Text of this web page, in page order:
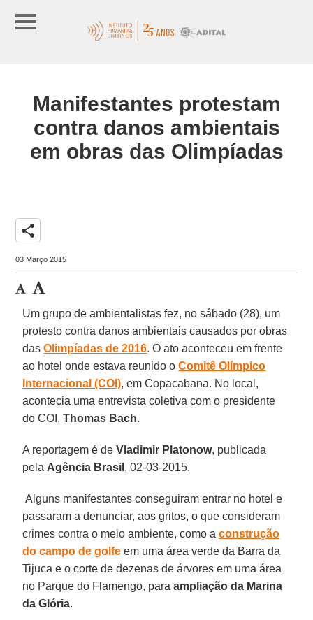
Manifestantes protestam
contra danos ambientais
em obras das Olimpíadas
share
03 Março 2015
Um grupo de ambientalistas fez, no sábado (28), um
protesto contra danos ambientais causados por obras
dasOlimpíadas de 2016. O ato aconteceu em frente
ao hotel onde estava reunido oComitê Olímpico
Internacional (COI), em Copacabana. No local,
acontecia uma entrevista coletiva com o presidente
do COI,Thomas Bach.
A reportagem é deVladimir Platonow, publicada
pela Agência Brasil , 02-03-2015.
Alguns manifestantes conseguiram entrar no hotel e
passaram a denunciar, aos gritos, o que consideram
crimes contra o meio ambiente, como aconstrução
do campo de golfe em uma área verde da Barra da
Tijuca e o corte de dezenas de árvores em uma área
no Parque do Flamengo, para ampliação da Marina
da Glória.